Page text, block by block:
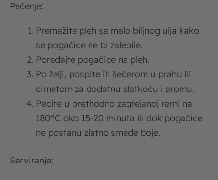
Pečenje:
Premažite pleh sa malo biljnog ulja kako
se pogačice ne bi zalepile.
Poređajte pogačice na pleh.
Po želji, pospite ih šećerom u prahu ili
cimetom za dodatnu slatkoću i aromu.
Pecite u prethodno zagrejanoj rerni na
180°C oko 15-20 minuta ili dok pogačice
ne postanu zlatno smeđe boje.
Serviranje: